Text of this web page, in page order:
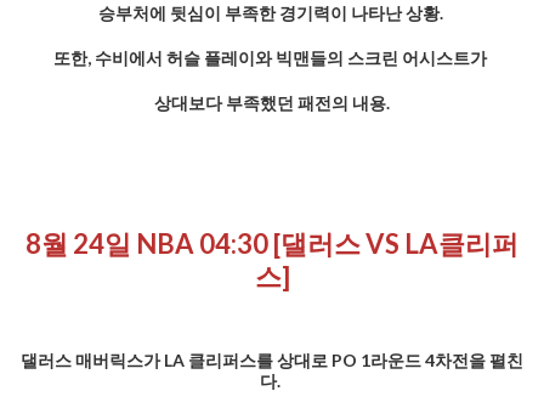
승부처에 뒷심이 부족한 경기력이 나타난 상황.
또한, 수비에서 허슬 플레이와 빅맨들의 스크린 어시스트가
상대보다 부족했던 패전의 내용.
8월 24일 NBA 04:30 [댈러스 VS LA클리퍼
스]
댈러스 매버릭스가 LA 클리퍼스를 상대로 PO 1라운드 4차전을 펼친
다.